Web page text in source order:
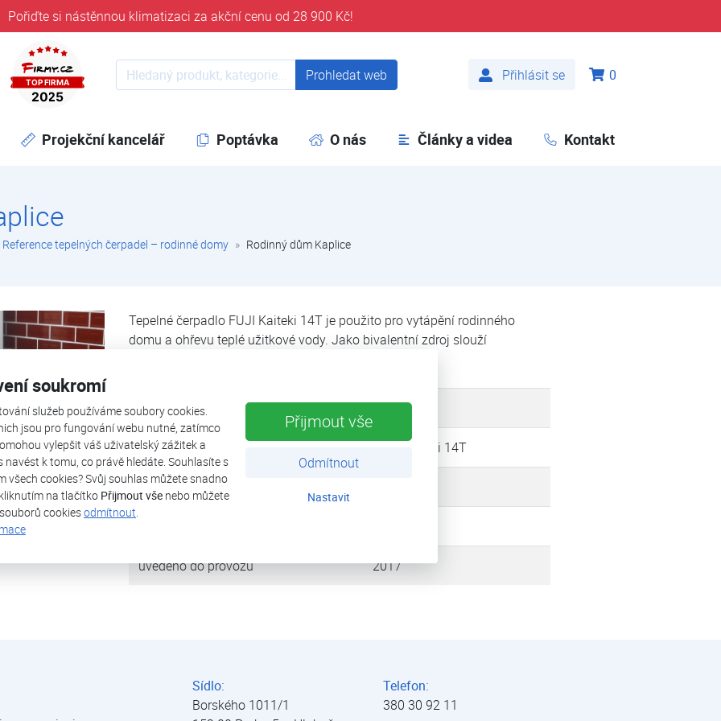
soukromí
služeb používáme soubory cookies.
jsou pro fungování webu nutné, zatímco
vylepšit váš uživatelský zážitek a
navést k tomu, co právě hledáte. Souhlasíte s
všech cookies? Svůj souhlas můžete snadno
na tlačítko Přijmout vše nebo můžete
cookiesodmítnout
Přijmout vše
Odmítnout
Nastavit
Pořiďte si nástěnnou klimatizaci za akční cenu od 28 900 Kč!
časem 32 let
Přihlásit se
0
Prohledat web Prohledat web
Projekční kancelář Poptávka O nás Články a videa Kontakt
Reference tepelných čerpadel – rodinné domy Rodinný dům Kaplice
Tepelné čerpadlo FUJI Kaiteki 14T je použito pro vytápění rodinného
domu a ohřevu teplé užitkové vody. Jako bivalentní zdroj slouží
tepelná ztráta objektu 12 kW
tepelné čerpadlo FUJI Kaiteki 14T
výkon (A7/W35)
uvedeno do provozu 2017
Sídlo:
Borského 1011/1
Telefon:
380 30 92 11